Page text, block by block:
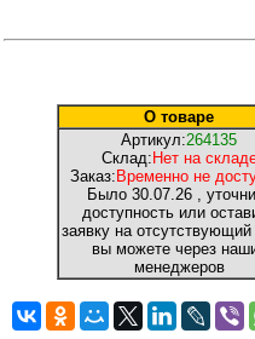
О товаре
Артикул:264135
Склад: Нет на
Заказ: Временно не
Было 30.07.26 ,
доступность или
заявку на отсутствующий
вы можете через
менеджеров